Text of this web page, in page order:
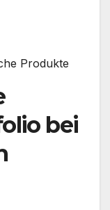
Produkte
bei